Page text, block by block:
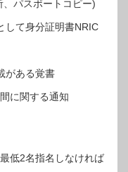
パスポートコピー)
して身分証明書NRIC
がある覚書
に関する通知
低2名指名しなければ